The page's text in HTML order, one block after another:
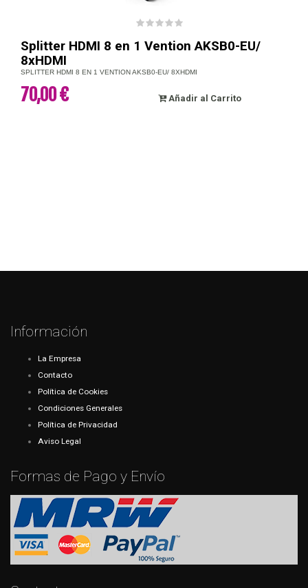
Splitter HDMI 8 en 1 Vention AKSB0-EU/
8xHDMI
SPLITTER HDMI 8 EN 1 VENTION AKSB0-EU/ 8XHDMI
70,00 € Añadir al Carrito
Información
La Empresa
Contacto
Política de Cookies
Condiciones Generales
Política de Privacidad
Aviso Legal
Formas de Pago y Envío